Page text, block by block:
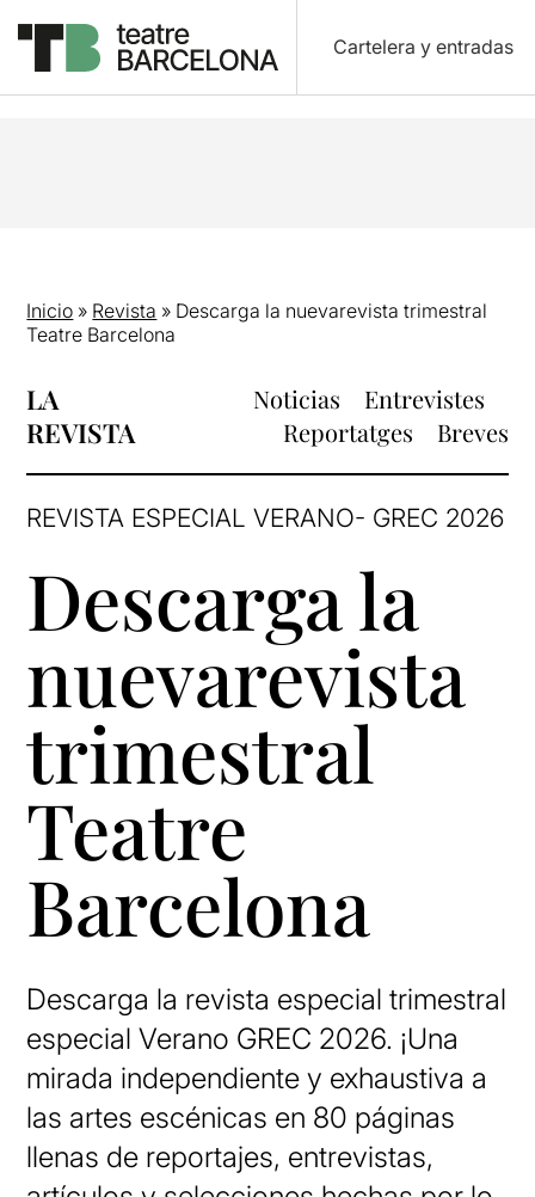
Cartelera y entradas
Inicio » Revista » Descarga la nuevarevista trimestral
Teatre Barcelona
LA
REVISTA
Noticias
Entrevistes
Reportatges
Breves
REVISTA ESPECIAL VERANO- GREC 2026
Descarga la
nuevarevista
trimestral
Teatre
Barcelona
Descarga la revista especial trimestral
especial Verano GREC 2026. ¡Una
mirada independiente y exhaustiva a
las artes escénicas en 80 páginas
llenas de reportajes, entrevistas,